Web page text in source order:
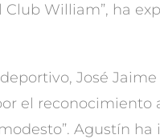
William”, ha
José
el reconocimiento
Agustín ha